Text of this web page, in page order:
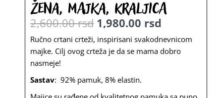
Žena, majka, kraljica
2,600.00rsd
Originalna
cena
bila:
1,980.00 rsd
Trenutna
cena
Ručno crtani crteži, inspirisani svakodnevnicom
majke. Cilj ovog crteža je da se mama dobro
nasmeje!
Sastav: 92% pamuk, 8% elastin.